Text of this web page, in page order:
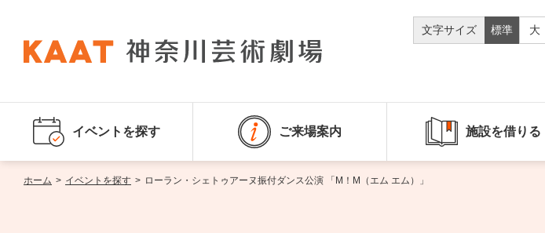
文字サイズ 標準 大
イベントを探す ご来場案内 施設を借りる
ホーム > イベントを探す > ローラン・シェトゥアーヌ振付ダンス公演 「M！M（エム エム）」